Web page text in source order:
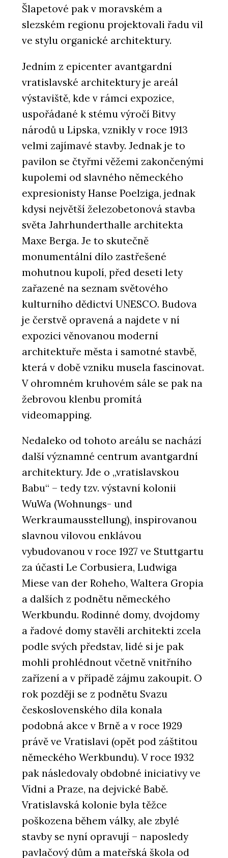
Šlapetové pak v moravském a
slezském regionu projektovali řadu vil
ve stylu organické architektury.
Jedním z epicenter avantgardní
vratislavské architektury je areál
výstaviště, kde v rámci expozice,
uspořádané k stému výročí Bitvy
národů u Lipska, vznikly v roce 1913
velmi zajímavé stavby. Jednak je to
pavilon se čtyřmi věžemi zakončenými
kupolemi od slavného německého
expresionisty Hanse Poelziga, jednak
kdysi největší železobetonová stavba
světa Jahrhunderthalle architekta
Maxe Berga. Je to skutečně
monumentální dílo zastřešené
mohutnou kupolí, před deseti lety
zařazené na seznam světového
kulturního dědictví UNESCO. Budova
je čerstvě opravená a najdete v ní
expozici věnovanou moderní
architektuře města i samotné stavbě,
která v době vzniku musela fascinovat.
V ohromném kruhovém sále se pak na
žebrovou klenbu promítá
videomapping.
Nedaleko od tohoto areálu se nachází
další významné centrum avantgardní
architektury. Jde o „vratislavskou
Babu“ – tedy tzv. výstavní kolonii
WuWa (Wohnungs- und
Werkraumausstellung), inspirovanou
slavnou vilovou enklávou
vybudovanou v roce 1927 ve Stuttgartu
za účasti Le Corbusiera, Ludwiga
Miese van der Roheho, Waltera Gropia
a dalších z podnětu německého
Werkbundu. Rodinné domy, dvojdomy
a řadové domy stavěli architekti zcela
podle svých představ, lidé si je pak
mohli prohlédnout včetně vnitřního
zařízení a v případě zájmu zakoupit. O
rok později se z podnětu Svazu
československého díla konala
podobná akce v Brně a v roce 1929
právě ve Vratislavi (opět pod záštitou
německého Werkbundu). V roce 1932
pak následovaly obdobné iniciativy ve
Vídni a Praze, na dejvické Babě.
Vratislavská kolonie byla těžce
poškozena během války, ale zbylé
stavby se nyní opravují – naposledy
pavlačový dům a mateřská škola od